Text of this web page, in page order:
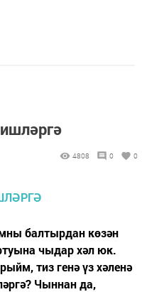
4808 0 0
балтырдан көзән
чыдар хәл юк.
тиз генә үз хәленә
Чыннан да,